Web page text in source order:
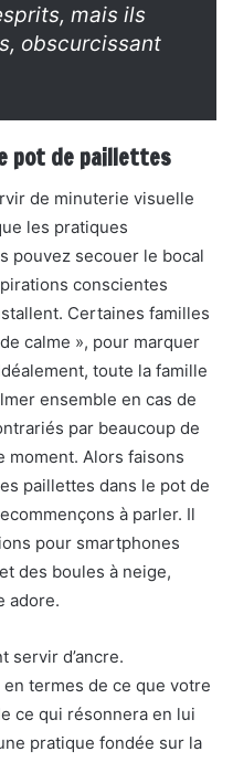
mais ils
obscurcissant
pot de paillettes
de minuterie visuelle
les pratiques
pouvez secouer le bocal
conscientes
Certaines familles
calme », pour marquer
toute la famille
ensemble en cas de
par beaucoup de
moment. Alors faisons
paillettes dans le pot de
à parler. Il
pour smartphones
des boules à neige,
adore.
servir d’ancre.
termes de ce que votre
ce qui résonnera en lui
pratique fondée sur la